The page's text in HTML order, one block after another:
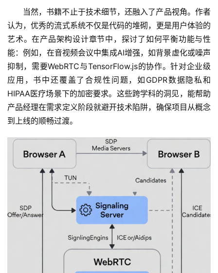
产
品
目
录
行
业
资
讯
免
登录 注册
当然，书籍不止于技术细节，还融入了产品视角。作者
认为，优秀的流式系统不仅是代码的堆砌，更是用户体验的
艺术。在产品架构设计章节中，探讨了如何平衡功能与性
能：例如，在音视频会议中集成AI增强，如背景虚化或噪声
抑制，需要WebRTC与TensorFlow.js的协作。针对企业级
应用，书中还覆盖了合规性问题，如GDPR数据隐私和
HIPAA医疗场景下的加密要求。这些跨学科的洞见，能帮助
产品经理在需求定义阶段就避开技术陷阱，确保项目从概念
到上线的顺畅过渡。